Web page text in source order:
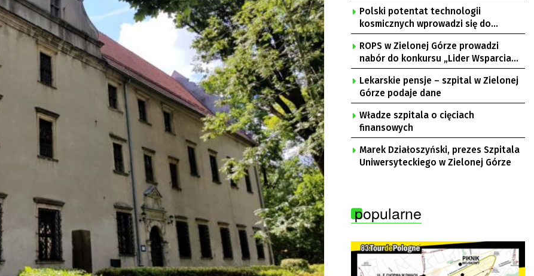
Polski potentat technologii
kosmicznych wprowadzi się do
Zielonej Góry
ROPS w Zielonej Górze prowadzi
nabór do konkursu „Lider Wsparcia
Seniora”
Lekarskie pensje – szpital w Zielonej
Górze podaje dane
Władze szpitala o cięciach
finansowych
Marek Działoszyński, prezes Szpitala
Uniwersyteckiego w Zielonej Górze
popularne